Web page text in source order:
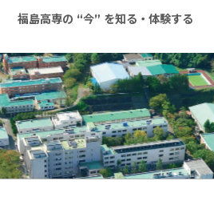
福島高専の “今” を知る・体験する